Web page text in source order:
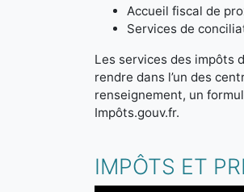
Accueil fiscal de
Services de
Les services des impôts
rendre dans l’un des
renseignement, un
Impôts.gouv.fr.
IMPÔTS ET